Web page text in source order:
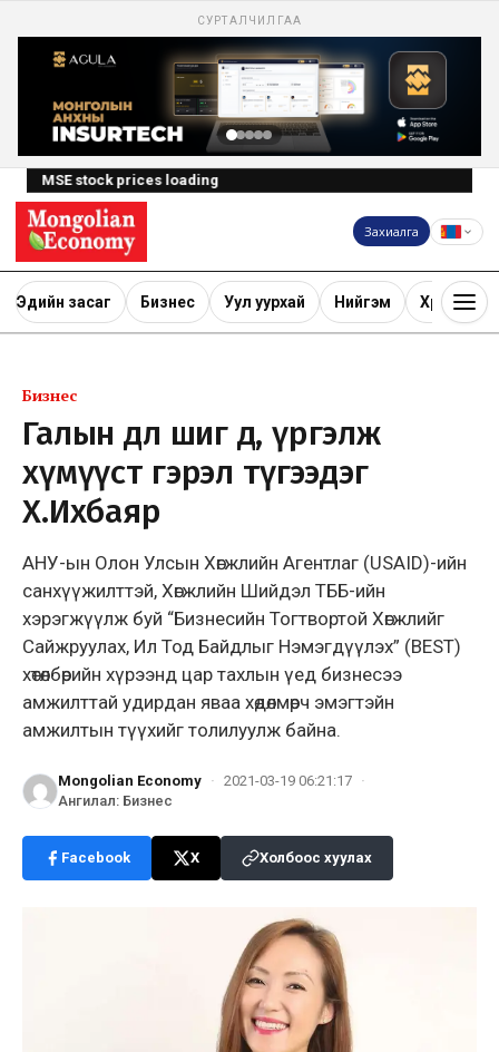
СУРТАЛЧИЛГАА
MSE stock prices loading
Захиалга
Эдийн засаг Бизнес Уул уурхай Нийгэм Хөрөнгө
Бизнес
Галын дөл шиг өөдөө, үргэлж
хүмүүст гэрэл түгээдэг
Х.Ихбаяр
АНУ-ын Олон Улсын Хөгжлийн Агентлаг (USAID)-ийн
санхүүжилттэй, Хөгжлийн Шийдэл ТББ-ийн
хэрэгжүүлж буй “Бизнесийн Тогтвортой Хөгжлийг
Сайжруулах, Ил Тод Байдлыг Нэмэгдүүлэх” (BEST)
хөтөлбөрийн хүрээнд цар тахлын үед бизнесээ
амжилттай удирдан яваа хөдөлмөрч эмэгтэйн
амжилтын түүхийг толилуулж байна.
Mongolian Economy · 2021-03-19 06:21:17 ·
Ангилал: Бизнес
Facebook X Холбоос хуулах